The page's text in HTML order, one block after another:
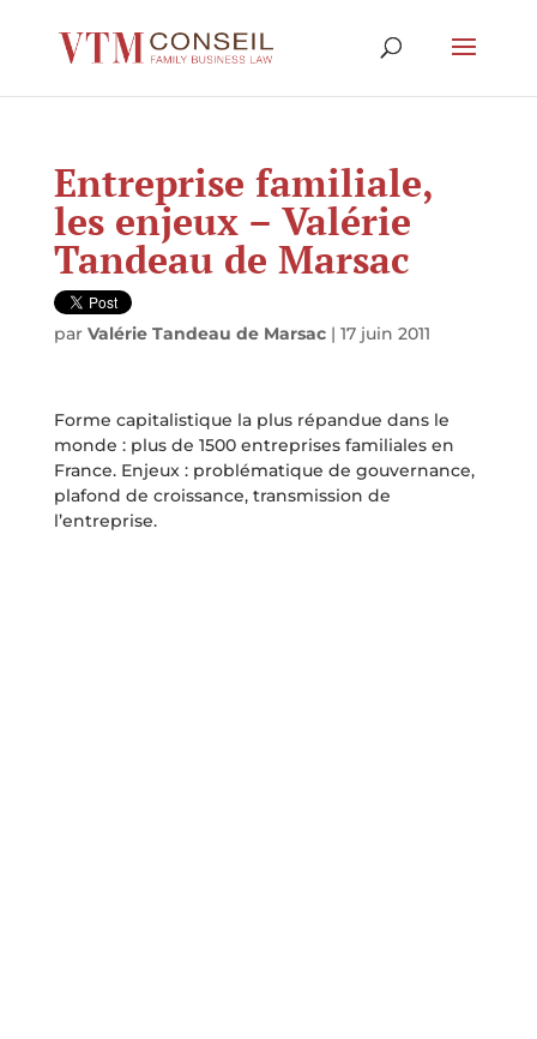
Entreprise familiale,
les enjeux – Valérie
Tandeau de Marsac
par Valérie Tandeau de Marsac| 17 juin 2011
Forme capitalistique la plus répandue dans le
monde : plus de 1500 entreprises familiales en
France. Enjeux : problématique de gouvernance,
plafond de croissance, transmission de
l’entreprise.